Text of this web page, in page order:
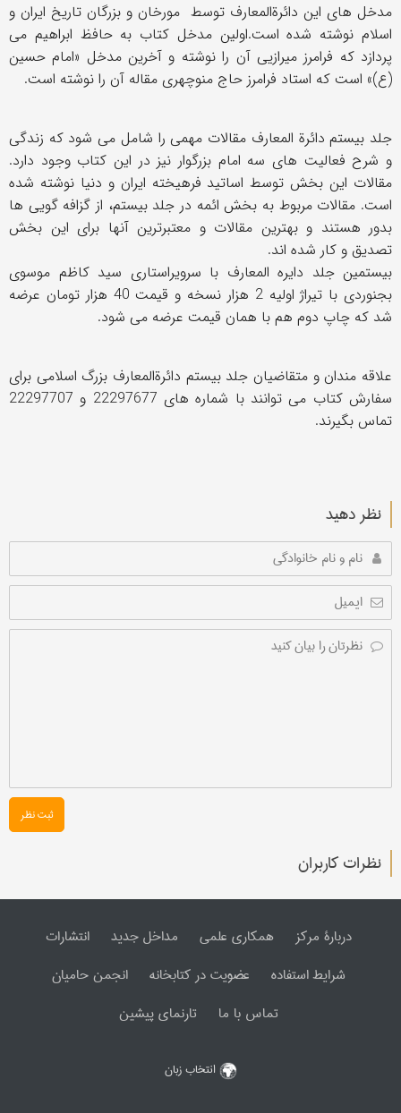
مدخل های این دائرةالمعارف توسط مورخان و بزرگان تاریخ ایران و
اسلام نوشته شده است.اولین مدخل کتاب به حافظ ابراهیم می
پردازد که فرامرز میرازیی آن را نوشته و آخرین مدخل «امام حسین
(ع)» است که استاد فرامرز حاج منوچهری مقاله آن را نوشته است.
جلد بیستم دائرة المعارف مقالات مهمی را شامل می شود که زندگی
و شرح فعالیت های سه امام بزرگوار نیز در این کتاب وجود دارد.
مقالات این بخش توسط اساتید فرهیخته ایران و دنیا نوشته شده
است. مقالات مربوط به بخش ائمه در جلد بیستم، از گزافه گویی ها
بدور هستند و بهترین مقالات و معتبرترین آنها برای این بخش
تصدیق و کار شده اند.
بیستمین جلد دایره المعارف با سرویراستاری سید کاظم موسوی
بجنوردی با تیراژ اولیه 2 هزار نسخه و قیمت 40 هزار تومان عرضه
شد که چاپ دوم هم با همان قیمت عرضه می شود.
علاقه مندان و متقاضیان جلد بیستم دائرةالمعارف بزرگ اسلامی برای
سفارش کتاب می توانند با شماره های 22297677 و 22297707
تماس بگیرند.
نظر دهید
ثبت نظر
نظرات کاربران
دربارۀ مرکز همکاری علمی مداخل جدید
انتشارات
شرایط استفاده
عضویت در کتابخانه
انجمن حامیان
تماس با ما
تارنمای پیشین
انتخاب زبان